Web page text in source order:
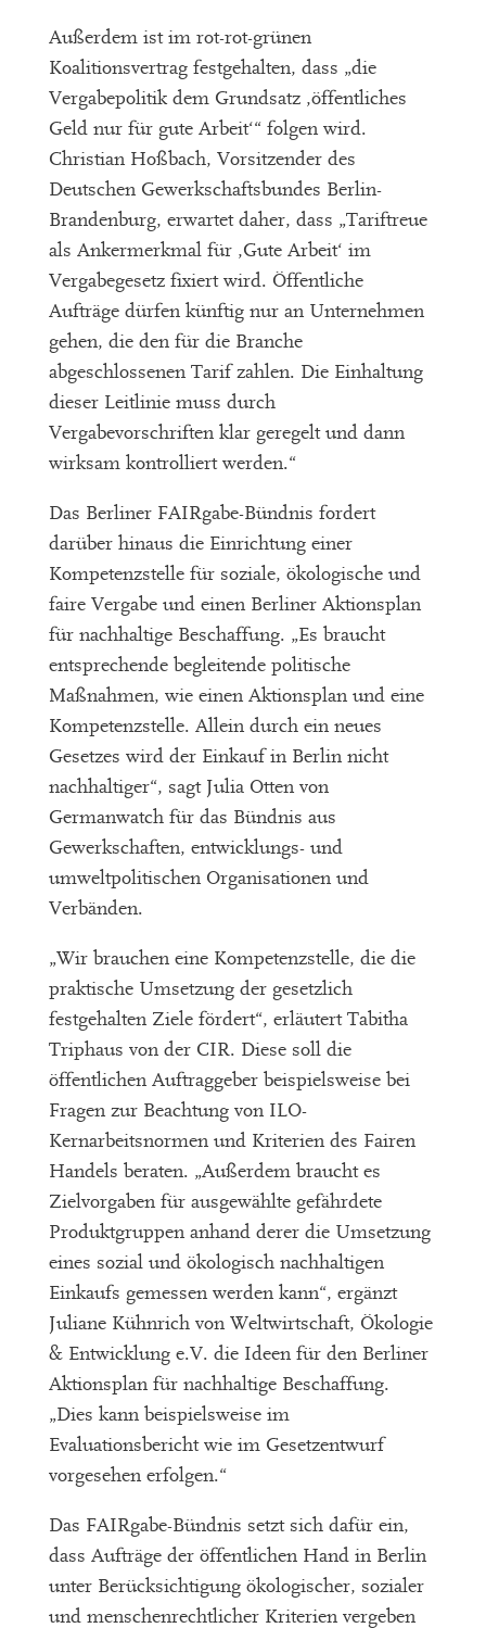
Außerdem ist im rot-rot-grünen
Koalitionsvertrag festgehalten, dass „die
Vergabepolitik dem Grundsatz ‚öffentliches
Geld nur für gute Arbeit‘“ folgen wird.
Christian Hoßbach, Vorsitzender des
Deutschen Gewerkschaftsbundes Berlin-
Brandenburg, erwartet daher, dass „Tariftreue
als Ankermerkmal für ‚Gute Arbeit‘ im
Vergabegesetz fixiert wird. Öffentliche
Aufträge dürfen künftig nur an Unternehmen
gehen, die den für die Branche
abgeschlossenen Tarif zahlen. Die Einhaltung
dieser Leitlinie muss durch
Vergabevorschriften klar geregelt und dann
wirksam kontrolliert werden.“
Das Berliner FAIRgabe-Bündnis fordert
darüber hinaus die Einrichtung einer
Kompetenzstelle für soziale, ökologische und
faire Vergabe und einen Berliner Aktionsplan
für nachhaltige Beschaffung. „Es braucht
entsprechende begleitende politische
Maßnahmen, wie einen Aktionsplan und eine
Kompetenzstelle. Allein durch ein neues
Gesetzes wird der Einkauf in Berlin nicht
nachhaltiger“, sagt Julia Otten von
Germanwatch für das Bündnis aus
Gewerkschaften, entwicklungs- und
umweltpolitischen Organisationen und
Verbänden.
„Wir brauchen eine Kompetenzstelle, die die
praktische Umsetzung der gesetzlich
festgehalten Ziele fördert“, erläutert Tabitha
Triphaus von der CIR. Diese soll die
öffentlichen Auftraggeber beispielsweise bei
Fragen zur Beachtung von ILO-
Kernarbeitsnormen und Kriterien des Fairen
Handels beraten. „Außerdem braucht es
Zielvorgaben für ausgewählte gefährdete
Produktgruppen anhand derer die Umsetzung
eines sozial und ökologisch nachhaltigen
Einkaufs gemessen werden kann“, ergänzt
Juliane Kühnrich von Weltwirtschaft, Ökologie
& Entwicklung e.V. die Ideen für den Berliner
Aktionsplan für nachhaltige Beschaffung.
„Dies kann beispielsweise im
Evaluationsbericht wie im Gesetzentwurf
vorgesehen erfolgen.“
Das FAIRgabe-Bündnis setzt sich dafür ein,
dass Aufträge der öffentlichen Hand in Berlin
unter Berücksichtigung ökologischer, sozialer
und menschenrechtlicher Kriterien vergeben